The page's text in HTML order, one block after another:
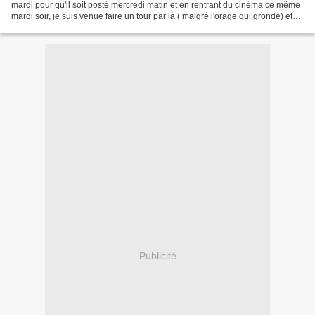
mardi pour qu'il soit posté mercredi matin et en rentrant du cinéma ce même
mardi soir, je suis venue faire un tour par là ( malgré l'orage qui gronde) et
Publicité